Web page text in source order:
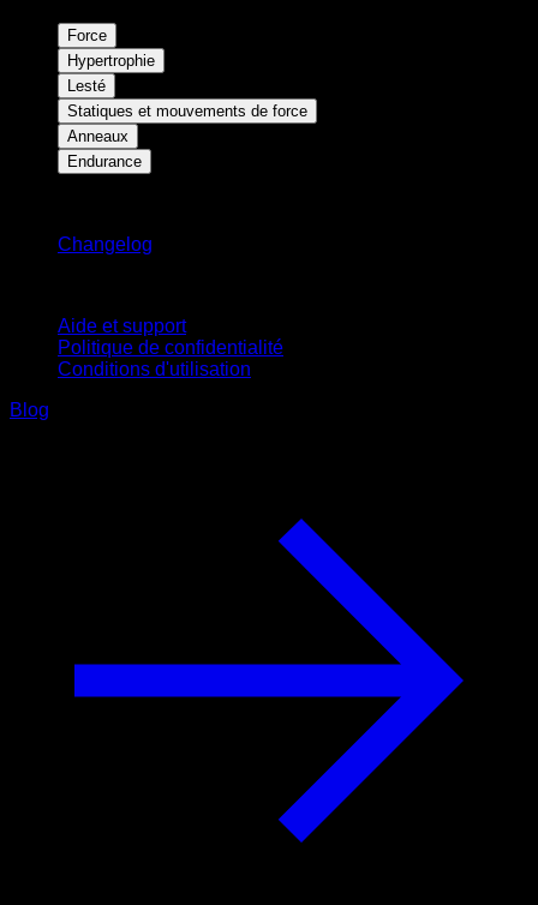
Force
Hypertrophie
Lesté
Statiques et mouvements de force
Anneaux
Endurance
Changelog
Aide et support
Politique de confidentialité
Conditions d'utilisation
Blog